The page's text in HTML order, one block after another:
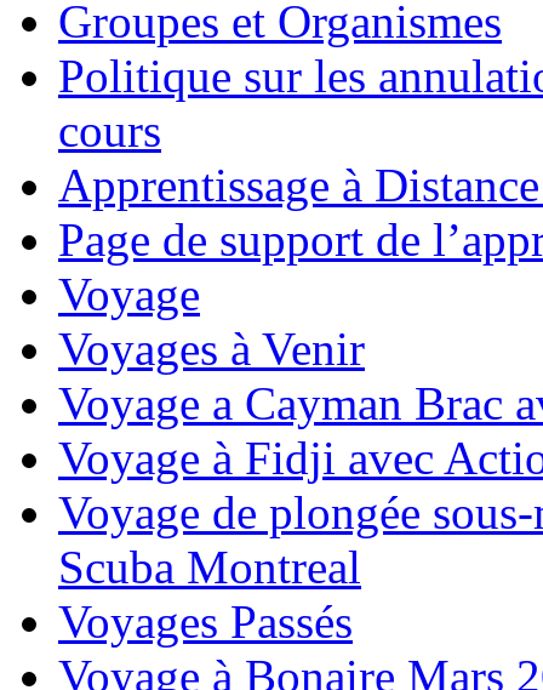
Groupes et Organismes
Politique sur les
cours
Apprentissage à
Page de support de
Voyage
Voyages à Venir
Voyage a Cayman Brac
Voyage à Fidji avec
Voyage de plongée
Scuba Montreal
Voyages Passés
Voyage à Bonaire Mars